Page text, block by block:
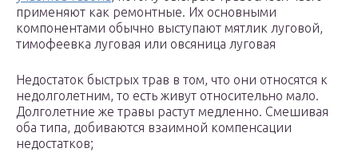
применяют как ремонтные. Их основными
компонентами обычно выступают мятлик луговой,
тимофеевка луговая или овсяница луговая
Недостаток быстрых трав в том, что они относятся к
недолголетним, то есть живут относительно мало.
Долголетние же травы растут медленно. Смешивая
оба типа, добиваются взаимной компенсации
недостатков;